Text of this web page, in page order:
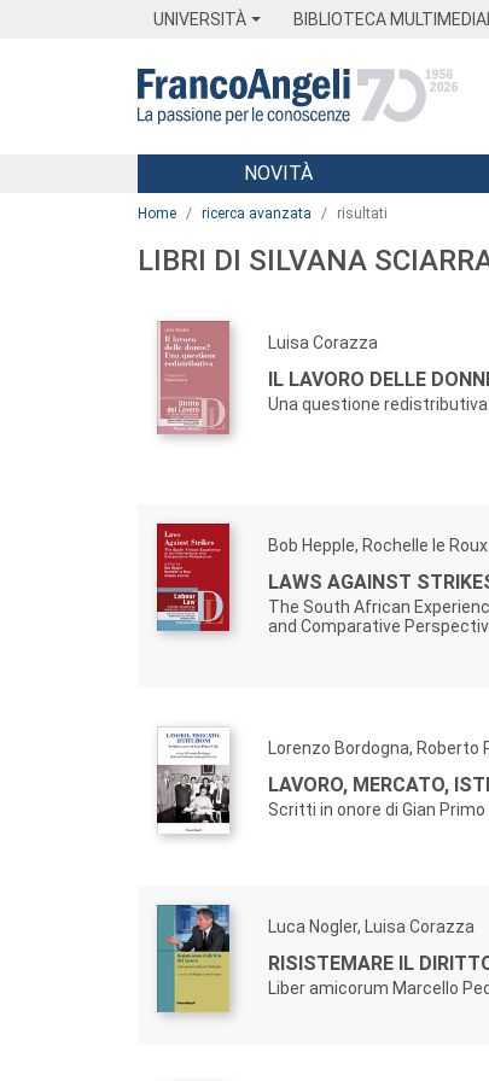
UNIVERSITÀ BIBLIOTECA
Menu
NOVITÀ
Home ricerca avanzata risultati
LIBRI DI SILVANA
Luisa Corazza
IL LAVORO DELLE
Una questione redistributiva
Bob Hepple, Rochelle le Roux
LAWS AGAINST
The South African
and Comparative
Lorenzo Bordogna, Roberto
LAVORO, MERCATO,
Scritti in onore di Gian Primo
Luca Nogler, Luisa Corazza
RISISTEMARE IL
Liber amicorum Marcello